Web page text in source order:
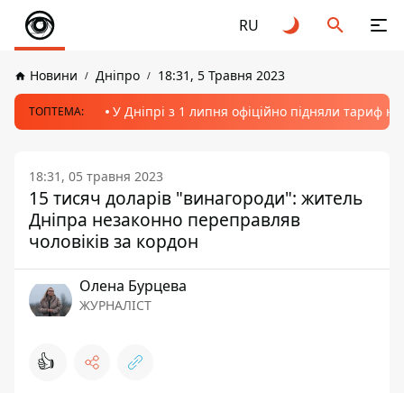
RU
Новини Дніпро 18:31, 5 Травня 2023
ТОПТЕМА: У Дніпрі з 1 липня офіційно підняли тариф
18:31, 05 травня 2023
15 тисяч доларів "винагороди": житель
Дніпра незаконно переправляв
чоловіків за кордон
Олена Бурцева
ЖУРНАЛІСТ
👍